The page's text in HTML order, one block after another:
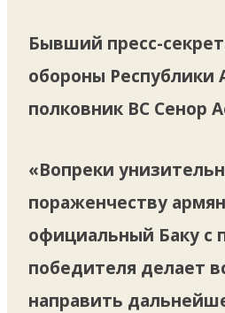
Бывший пресс-
обороны Республики
полковник ВС Сенор
«Вопреки
пораженчеству
официальный Баку с
победителя делает
направить